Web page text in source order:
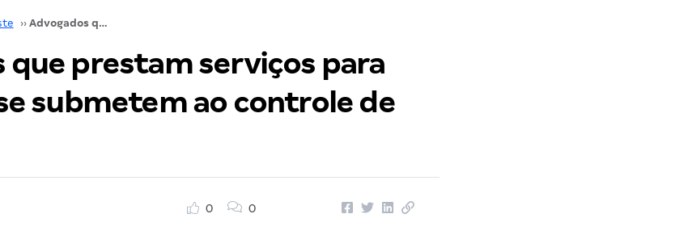
›› Advogados que prestam serviços para município se submetem ao controle de jornada
que prestam serviços para
submetem ao controle de
0 0